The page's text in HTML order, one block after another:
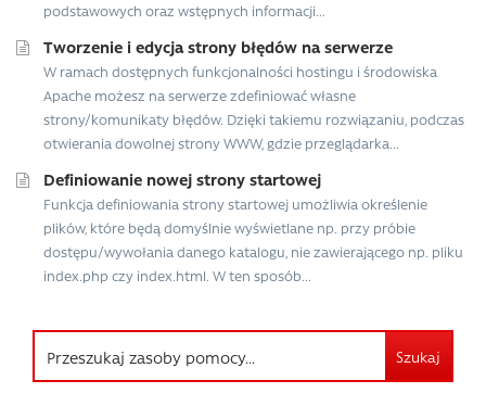
podstawowych oraz wstępnych informacji...
Tworzenie i edycja strony błędów na serwerze
W ramach dostępnych funkcjonalności hostingu i środowiska
Apache możesz na serwerze zdefiniować własne
strony/komunikaty błędów. Dzięki takiemu rozwiązaniu, podczas
otwierania dowolnej strony WWW, gdzie przeglądarka...
Definiowanie nowej strony startowej
Funkcja definiowania strony startowej umożliwia określenie
plików, które będą domyślnie wyświetlane np. przy próbie
dostępu/wywołania danego katalogu, nie zawierającego np. pliku
index.php czy index.html. W ten sposób...
Szukaj